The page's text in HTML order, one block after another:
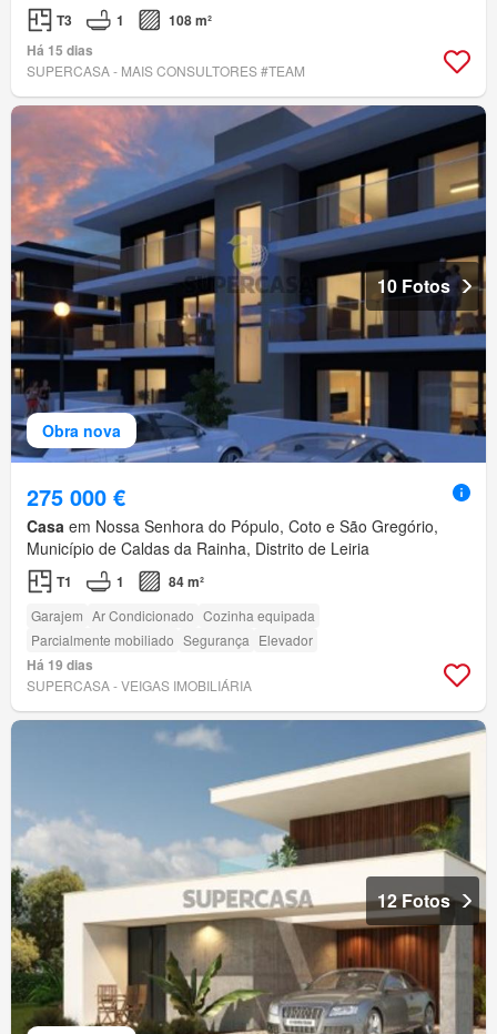
T3 1
108 m²
Há 15 dias
SUPERCASA - MAIS CONSULTORES #TEAM
Obra nova
10 Fotos
275 000 €
Casa em Nossa Senhora do Pópulo, Coto e São Gregório,
Município de Caldas da Rainha, Distrito de Leiria
T1 1 84 m²
Garajem Ar Condicionado Cozinha equipada
Parcialmente mobiliado Segurança Elevador
Há 19 dias
SUPERCASA - VEIGAS IMOBILIÁRIA
12 Fotos